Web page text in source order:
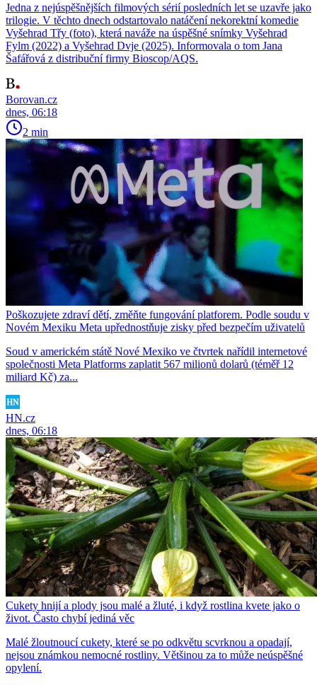
Jedna z nejúspěšnějších filmových sérií posledních let se uzavře jako
trilogie. V těchto dnech odstartovalo natáčení nekorektní komedie
Vyšehrad Třy (foto), která naváže na úspěšné snímky Vyšehrad
Fylm (2022) a Vyšehrad Dvje (2025). Informovala o tom Jana
Šafářová z distribuční firmy Bioscop/AQS.
Borovan.cz
dnes, 06:18
2 min
Poškozujete zdraví dětí, změňte fungování platforem. Podle soudu v
Novém Mexiku Meta upřednostňuje zisky před bezpečím uživatelů
Soud v americkém státě Nové Mexiko ve čtvrtek nařídil internetové
společnosti Meta Platforms zaplatit 567 milionů dolarů (téměř 12
miliard Kč) za...
HN.cz
dnes, 06:18
Cukety hnijí a plody jsou malé a žluté, i když rostlina kvete jako o
život. Často chybí jediná věc
Malé žloutnoucí cukety, které se po odkvětu scvrknou a opadají,
nejsou známkou nemocné rostliny. Většinou za to může neúspěšné
opylení.